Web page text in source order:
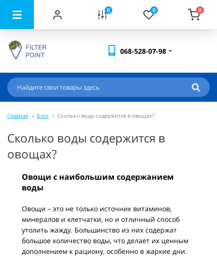
0 0 0
068-528-07-98
Главная Блог Сколько воды содержится в овощах?
Сколько воды содержится в
овощах?
Овощи с наибольшим содержанием
воды
Овощи – это не только источник витаминов,
минералов и клетчатки, но и отличный способ
утолить жажду. Большинство из них содержат
большое количество воды, что делает их ценным
дополнением к рациону, особенно в жаркие дни.